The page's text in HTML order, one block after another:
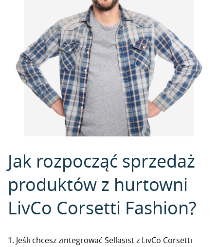
Jak rozpocząć sprzedaż
produktów z hurtowni
LivCo Corsetti Fashion?
1. Jeśli chcesz zintegrować Sellasist z LivCo Corsetti